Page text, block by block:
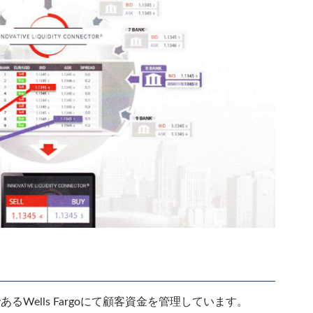
るWells Fargoにて顧客資金を管理しています。